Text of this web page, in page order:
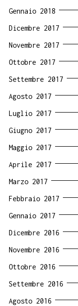
Gennaio 2018
Dicembre 2017
Novembre 2017
Ottobre 2017
Settembre 2017
Agosto 2017
Luglio 2017
Giugno 2017
Maggio 2017
Aprile 2017
Marzo 2017
Febbraio 2017
Gennaio 2017
Dicembre 2016
Novembre 2016
Ottobre 2016
Settembre 2016
Agosto 2016